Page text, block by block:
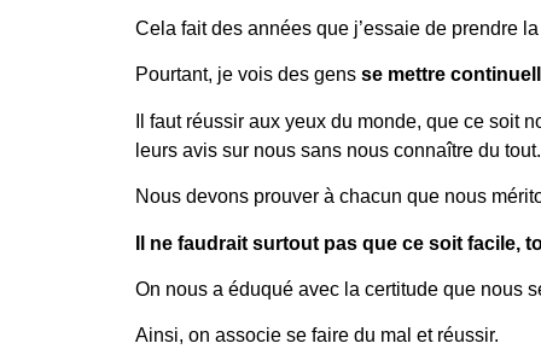
Cela fait des années que j’essaie de prendre
Pourtant, je vois des gens se mettre
Il faut réussir aux yeux du monde, que ce soit
leurs avis sur nous sans nous connaître du tout.
Nous devons prouver à chacun que nous
Il ne faudrait surtout pas que ce soit facile,
On nous a éduqué avec la certitude que nous
Ainsi, on associe se faire du mal et réussir.